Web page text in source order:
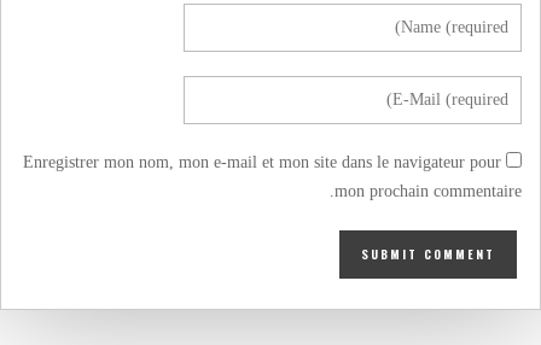
Enregistrer mon nom, mon e-mail et mon site dans le navigateur pour
mon prochain commentaire.